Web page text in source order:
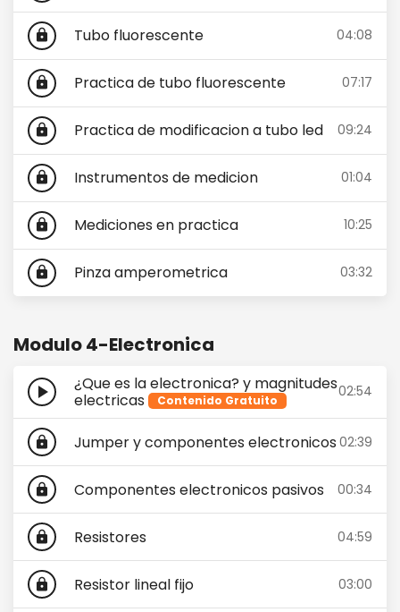
lock Tubo fluorescente 04:08
lock Practica de tubo fluorescente 07:17
lock Practica de modificacion a tubo led 09:24
lock Instrumentos de medicion 01:04
lock Mediciones en practica 10:25
lock Pinza amperometrica 03:32
Modulo 4-Electronica
play_arrow
¿Que es la electronica? y magnitudes
electricas
Contenido Gratuito
02:54
lock Jumper y componentes electronicos 02:39
lock Componentes electronicos pasivos 00:34
lock Resistores 04:59
lock Resistor lineal fijo 03:00